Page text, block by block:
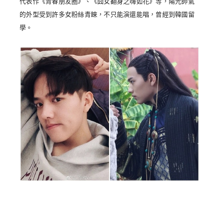
的外型受到許多女粉絲青睞，不只能演還能唱，曾經到韓國留
學。